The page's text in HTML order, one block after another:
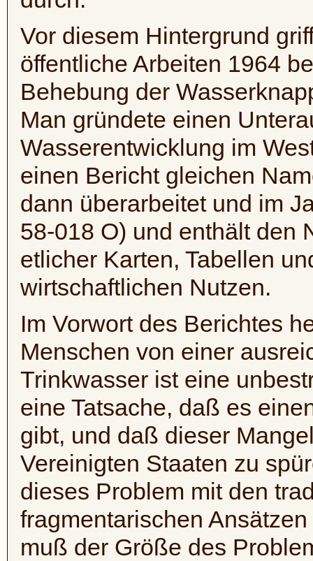
Vor diesem Hintergrund
öffentliche Arbeiten 1964
Behebung der
Man gründete einen
Wasserentwicklung im
einen Bericht gleichen
dann überarbeitet und im
58-018 O) und enthält den
etlicher Karten, Tabellen
wirtschaftlichen Nutzen.
Im Vorwort des Berichtes
Menschen von einer
Trinkwasser ist eine
eine Tatsache, daß es
gibt, und daß dieser
Vereinigten Staaten zu
dieses Problem mit den
fragmentarischen
muß der Größe des